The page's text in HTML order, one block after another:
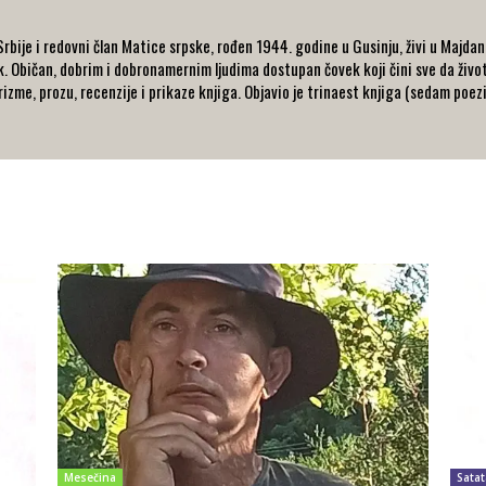
i redovni član Matice srpske, rođen 1944. godine u Gusinju, živi u
dobrim i dobronamernim ljudima dostupan čovek koji čini sve da
prozu, recenzije i prikaze knjiga. Objavio je trinaest knjiga (sedam
Mesečina